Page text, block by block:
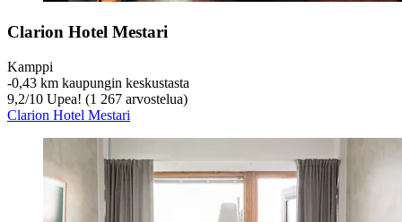
Clarion Hotel Mestari
Kamppi
‐0,43 km kaupungin keskustasta
9,2/10 Upea! (1 267 arvostelua)
Clarion Hotel Mestari